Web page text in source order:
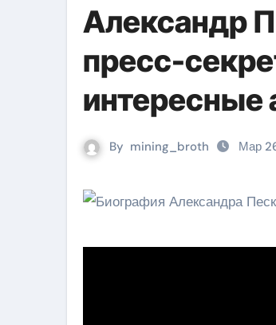
Александр
пресс-
интересные
By mining_broth Мар